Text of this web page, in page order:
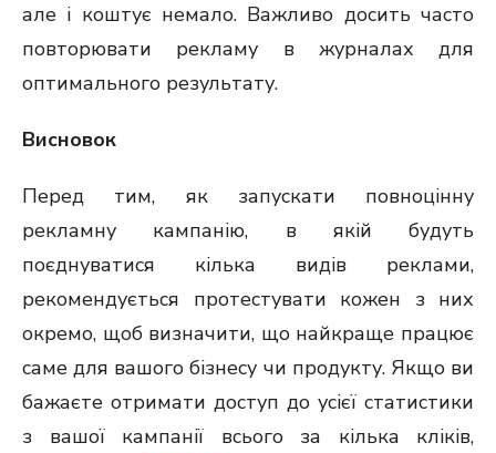
але і коштує немало. Важливо досить часто
повторювати рекламу в журналах для
оптимального результату.
Висновок
Перед тим, як запускати повноцінну
рекламну кампанію, в якій будуть
поєднуватися кілька видів реклами,
рекомендується протестувати кожен з них
окремо, щоб визначити, що найкраще працює
саме для вашого бізнесу чи продукту. Якщо ви
бажаєте отримати доступ до усієї статистики
з вашої кампанії всього за кілька кліків,